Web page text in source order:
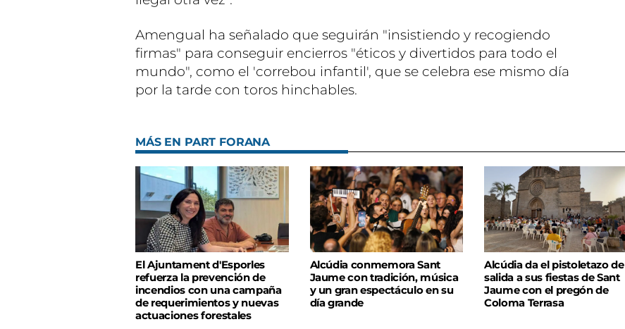
Amengual ha señalado que seguirán "insistiendo y recogiendo
firmas" para conseguir encierros "éticos y divertidos para todo el
mundo", como el 'correbou infantil', que se celebra ese mismo día
por la tarde con toros hinchables.
MÁS EN PART FORANA
El Ajuntament d'Esporles
refuerza la prevención de
incendios con una campaña
de requerimientos y nuevas
actuaciones forestales
Alcúdia conmemora Sant
Jaume con tradición, música
y un gran espectáculo en su
día grande
Alcúdia da el pistoletazo de
salida a sus fiestas de Sant
Jaume con el pregón de
Coloma Terrasa